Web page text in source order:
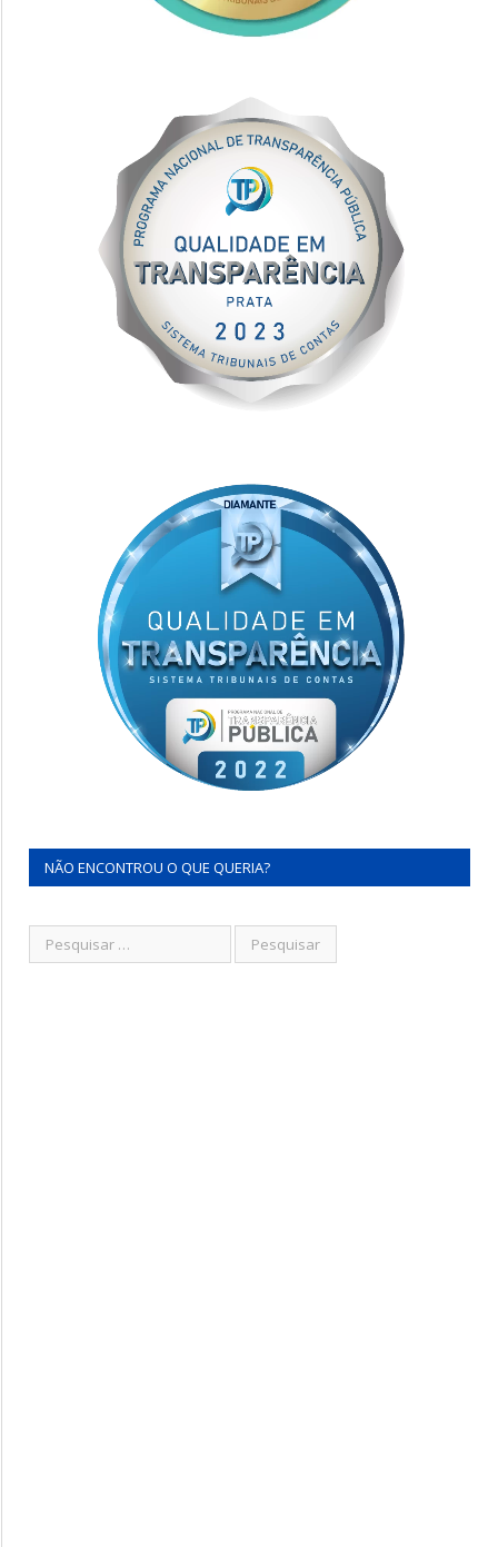
NÃO ENCONTROU O QUE QUERIA?